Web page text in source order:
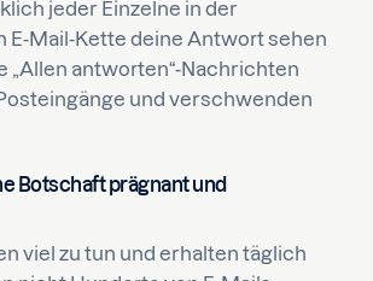
jeder Einzelne in der
E-Mail-Kette deine Antwort sehen
„Allen antworten“-Nachrichten
und verschwenden
Botschaft prägnant und
viel zu tun und erhalten täglich